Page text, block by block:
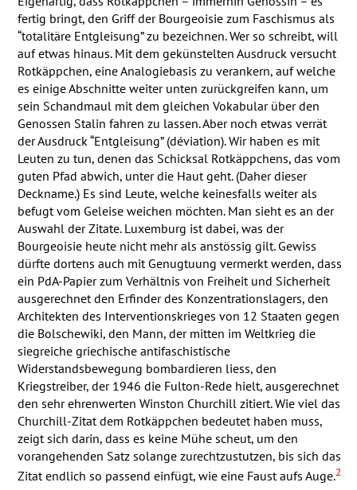
fertig bringt, den Griff der Bourgeoisie zum Faschismus als
“totalitäre Entgleisung” zu bezeichnen. Wer so schreibt, will
auf etwas hinaus. Mit dem gekünstelten Ausdruck versucht
Rotkäppchen, eine Analogiebasis zu verankern, auf welche
es einige Abschnitte weiter unten zurückgreifen kann, um
sein Schandmaul mit dem gleichen Vokabular über den
Genossen Stalin fahren zu lassen. Aber noch etwas verrät
der Ausdruck “Entgleisung” (déviation). Wir haben es mit
Leuten zu tun, denen das Schicksal Rotkäppchens, das vom
guten Pfad abwich, unter die Haut geht. (Daher dieser
Deckname.) Es sind Leute, welche keinesfalls weiter als
befugt vom Geleise weichen möchten. Man sieht es an der
Auswahl der Zitate. Luxemburg ist dabei, was der
Bourgeoisie heute nicht mehr als anstössig gilt. Gewiss
dürfte dortens auch mit Genugtuung vermerkt werden, dass
ein PdA-Papier zum Verhältnis von Freiheit und Sicherheit
ausgerechnet den Erfinder des Konzentrationslagers, den
Architekten des Interventionskrieges von 12 Staaten gegen
die Bolschewiki, den Mann, der mitten im Weltkrieg die
siegreiche griechische antifaschistische
Widerstandsbewegung bombardieren liess, den
Kriegstreiber, der 1946 die Fulton-Rede hielt, ausgerechnet
den sehr ehrenwerten Winston Churchill zitiert. Wie viel das
Churchill-Zitat dem Rotkäppchen bedeutet haben muss,
zeigt sich darin, dass es keine Mühe scheut, um den
vorangehenden Satz solange zurechtzustutzen, bis sich das
Zitat endlich so passend einfügt, wie eine Faust aufs Auge.2